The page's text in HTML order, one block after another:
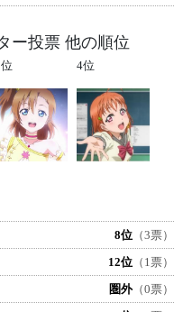
ー投票 他の順位
4位
8位 （3票）
12位 （1票）
圏外（0票）